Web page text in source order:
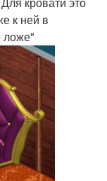
к ней в
ложе"